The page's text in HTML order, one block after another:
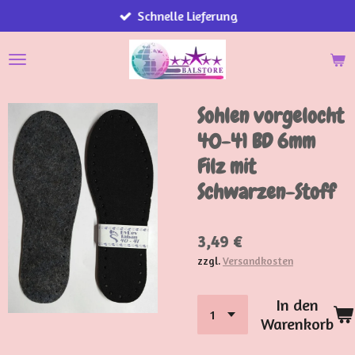
Hauptinhalt
springen
Schnelle Lieferung
Sohlen vorgelocht
40-41 BD 6mm
Filz mit
Schwarzen-Stoff
3,49 €
zzgl.Versandkosten
In den
Warenkorb